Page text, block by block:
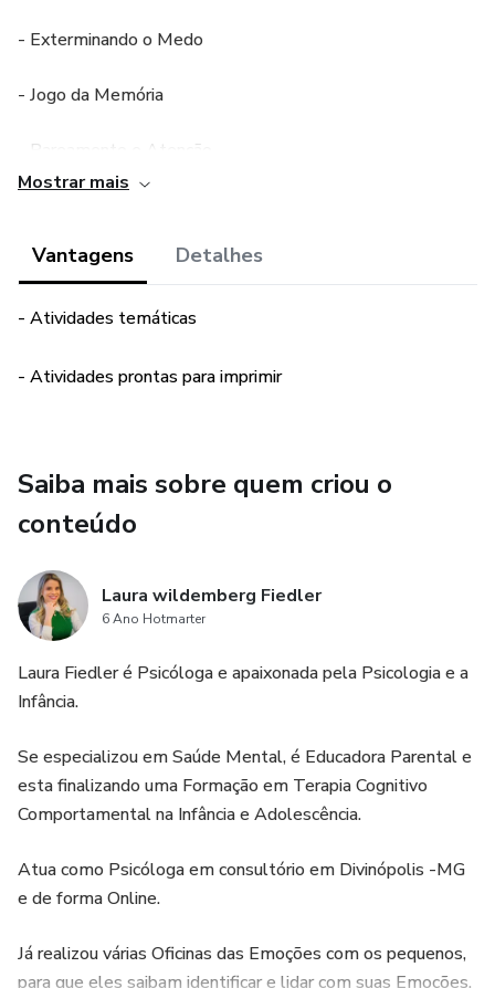
- Exterminando o Medo
- Jogo da Memória
- Pareamento e Atenção
Mostrar mais
Vantagens Detalhes
- Atividades temáticas
- Atividades prontas para imprimir
Saiba mais sobre quem criou o
conteúdo
Laura wildemberg Fiedler
6 Ano Hotmarter
Laura Fiedler é Psicóloga e apaixonada pela Psicologia e a
Infância.
Se especializou em Saúde Mental, é Educadora Parental e
esta finalizando uma Formação em Terapia Cognitivo
Comportamental na Infância e Adolescência.
Atua como Psicóloga em consultório em Divinópolis -MG
e de forma Online.
Já realizou várias Oficinas das Emoções com os pequenos,
para que eles saibam identificar e lidar com suas Emoções.